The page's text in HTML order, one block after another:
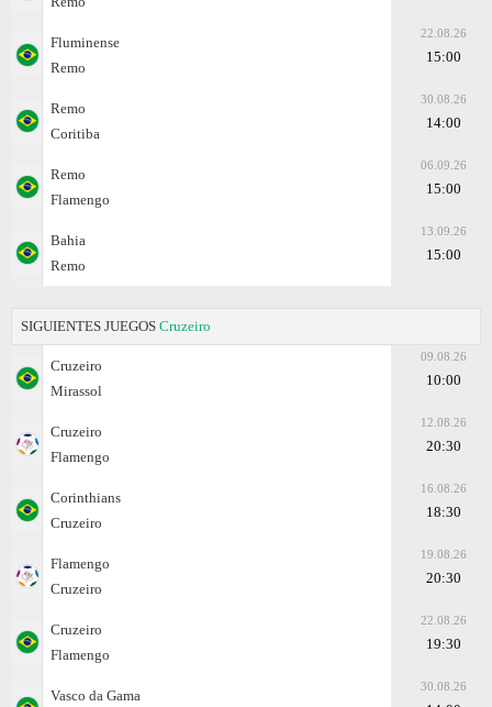
Fluminense
Remo
22.08.26
15:00
Remo
Coritiba
30.08.26
14:00
Remo
Flamengo
06.09.26
15:00
Bahia
Remo
13.09.26
15:00
SIGUIENTES JUEGOS Cruzeiro
Cruzeiro
Mirassol
09.08.26
10:00
Cruzeiro
Flamengo
12.08.26
20:30
Corinthians
Cruzeiro
16.08.26
18:30
Flamengo
Cruzeiro
19.08.26
20:30
Cruzeiro
Flamengo
22.08.26
19:30
Vasco da Gama
30.08.26